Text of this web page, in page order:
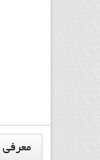
معرفي